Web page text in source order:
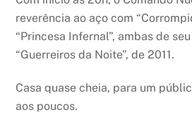
reverência ao aço com
“Princesa Infernal”, ambas de
“Guerreiros da Noite”, de 2011.
Casa quase cheia, para um
aos poucos.